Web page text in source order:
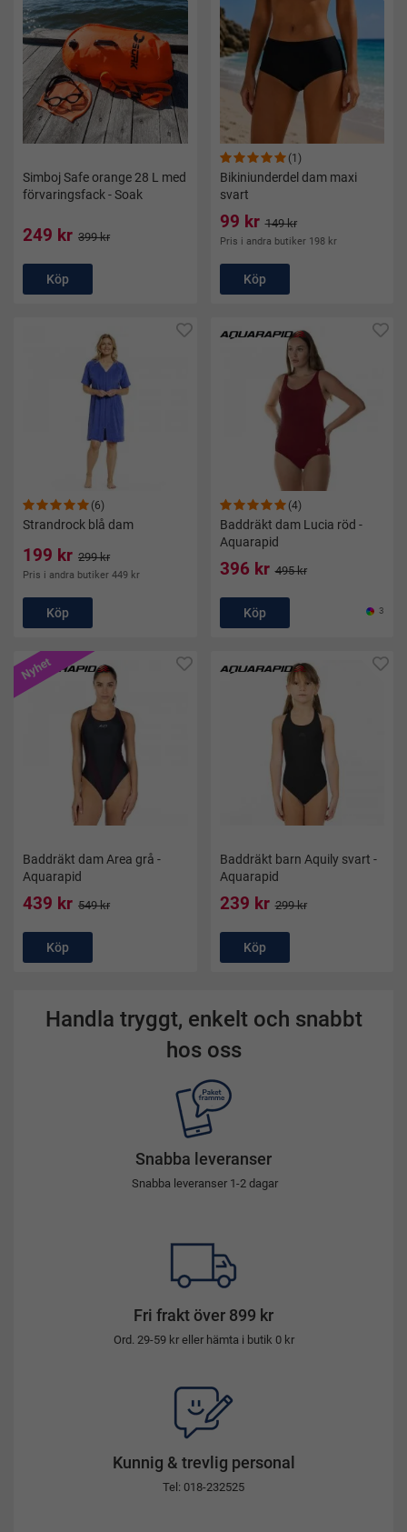
Simboj Safe orange 28 L med
förvaringsfack - Soak
249 kr 399 kr
Köp
(1)
Bikiniunderdel dam maxi
svart
99 kr 149 kr
Pris i andra butiker 198 kr
Köp
(6)
Strandrock blå dam
199 kr 299 kr
Pris i andra butiker 449 kr
Köp
(4)
Baddräkt dam Lucia röd -
Aquarapid
396 kr 495 kr
Köp 3
Baddräkt dam Area grå -
Aquarapid
Nyhet
439 kr 549 kr
Köp
Baddräkt barn Aquily svart -
Aquarapid
239 kr 299 kr
Köp
Handla tryggt, enkelt och snabbt
hos oss
Snabba leveranser
Snabba leveranser 1-2 dagar
Fri frakt över 899 kr
Ord. 29-59 kr eller hämta i butik 0 kr
Kunnig & trevlig personal
Tel: 018-232525